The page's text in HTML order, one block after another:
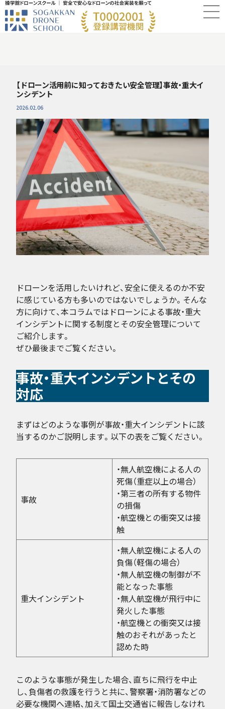
【ドローン活用前に知っておきたい安全管理】事故・重大イ
ンシデント
2026.02.06
ドローンを活用したいけれど、安全に使えるのか不安
に感じている方も多いのではないでしょうか。そんな
方に向けて、本コラムではドローンによる事故・重大
インシデントに関する制度とその安全管理について
ご紹介します。
ぜひ最後までご覧ください。
事故・重大インシデントとその
対応
まずはどのような事例が事故・重大インシデントに該
当するのかご説明します。以下の表をご覧ください。
事故
・無人航空機による人の
死傷（重症以上の場合）
・第三者の所有する物件
の損傷
・航空機との衝突又は接
触
重大インシデント
・無人航空機による人の
負傷（軽傷の場合）
・無人航空機の制御が不
能となった事態
・無人航空機が飛行中に
発火した事態
・航空機との衝突又は接
触のおそれがあったと
認めた時
このような事態が発生した場合、直ちに飛行を中止
し、負傷者の救護を行うと共に、警察署・消防署などの
必要な機関へ連絡、加えて国土交通省に報告しなけれ